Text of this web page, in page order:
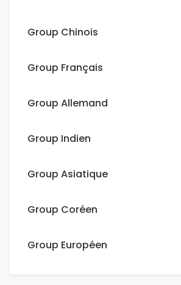
Group Chinois
Group Français
Group Allemand
Group Indien
Group Asiatique
Group Coréen
Group Européen